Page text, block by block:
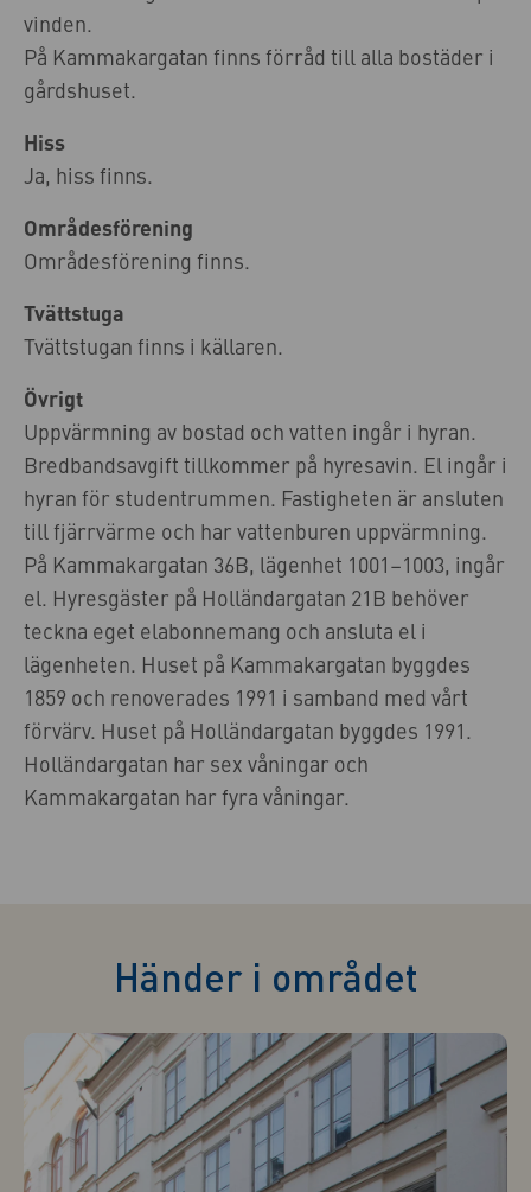
vinden.
På Kammakargatan finns förråd till alla bostäder i
gårdshuset.
Hiss
Ja, hiss finns.
Områdesförening
Områdesförening finns.
Tvättstuga
Tvättstugan finns i källaren.
Övrigt
Uppvärmning av bostad och vatten ingår i hyran.
Bredbandsavgift tillkommer på hyresavin. El ingår i
hyran för studentrummen. Fastigheten är ansluten
till fjärrvärme och har vattenburen uppvärmning.
På Kammakargatan 36B, lägenhet 1001–1003, ingår
el. Hyresgäster på Holländargatan 21B behöver
teckna eget elabonnemang och ansluta el i
lägenheten. Huset på Kammakargatan byggdes
1859 och renoverades 1991 i samband med vårt
förvärv. Huset på Holländargatan byggdes 1991.
Holländargatan har sex våningar och
Kammakargatan har fyra våningar.
Händer i området